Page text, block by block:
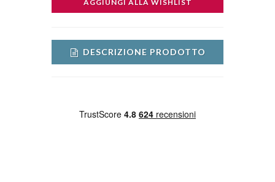
AGGIUNGI ALLA WISHLIST
DESCRIZIONE PRODOTTO